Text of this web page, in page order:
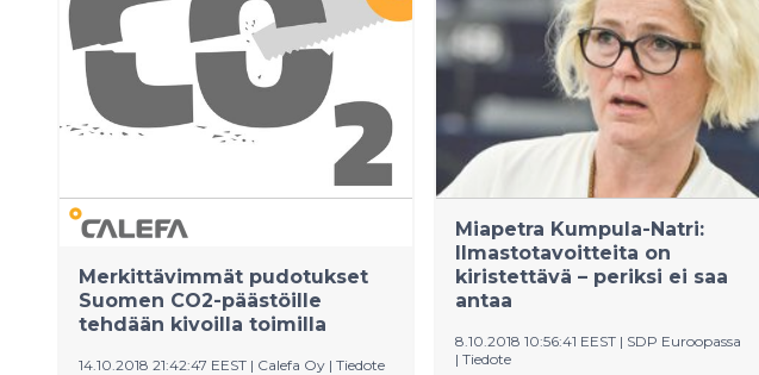
ensimmäinen Metsäakatemia EU-
päättäjille (Forest Academy for EU
Decision Makers) tänään alkaa. Maa-
ja metsätalousministeri Jari Leppä
esittelee Sipilän ehdotuksen
kansainväliselle yleisölle heti
akatemian aluksi, keskiviikkoiltana
Asikkalassa klo 18.15 pidettävässä
lehdistötilaisuudessa. Sekä Sipilä että
Leppä ovat jo keskustelleet
uraauurtavasta ilmastoavauksesta
EU-johdon kanssa.
Decision Makers) 21.11.−23.11.2018.
Maa- ja metsätalousministeri Jari
Leppä ja hänen ruotsalainen
kollegansa Sven-Erik Bucht kertovat
metsäbiotaloudesta ja metsien
merkityksestä ilmastonmuutoksen
torjumisessa heti Metsäakatemian
aluksi, keskiviikkoiltana 21.
lehdistötilaisuudessa.
Merkittävimmät pudotukset
Suomen CO2-päästöille
tehdään kivoilla toimilla
14.10.2018 21:42:47 EEST | Calefa Oy | Tiedote
Miapetra Kumpula-Natri:
Ilmastotavoitteita on
kiristettävä – periksi ei saa
antaa
8.10.2018 10:56:41 EEST | SDP Euroopassa
| Tiedote